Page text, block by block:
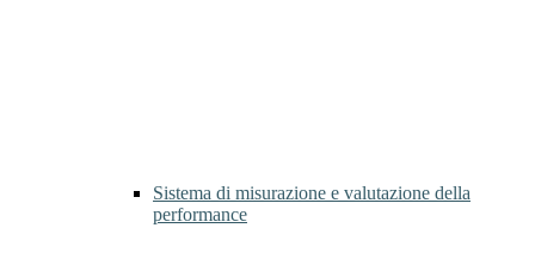
Sistema di misurazione e valutazione della
performance